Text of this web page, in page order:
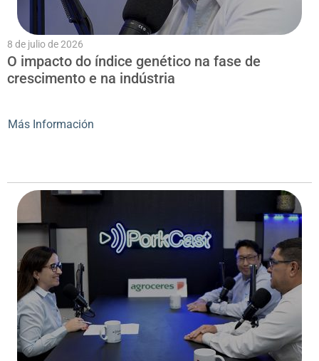
8 de julio de 2026
O impacto do índice genético na fase de
crescimento e na indústria
Más Información